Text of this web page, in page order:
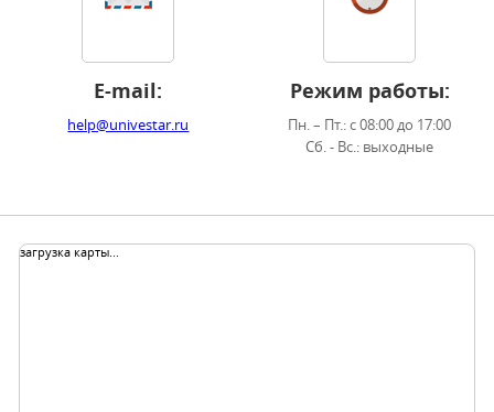
E-mail:
help@univestar.ru
Режим работы:
Пн. – Пт.: с 08:00 до 17:00
Сб. - Вс.: выходные
загрузка карты...